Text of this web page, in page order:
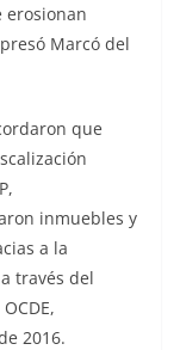
erosionan
Marcó del
que
inmuebles y
a la
través del
2016.